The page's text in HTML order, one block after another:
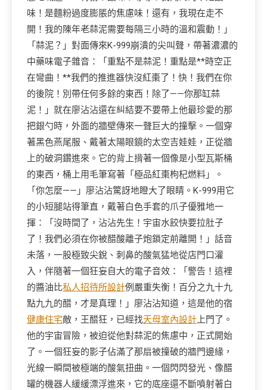
味！是麵粉過度膨脹的焦慮味！還有，我現在走不
開！我的陳年老蒜泥需要每隔三小時的溫和震動！」
「蒜泥？」對面傳來K-999崩潰的尖叫聲，帶著濃濃的
中藥味電子雜音：「重點不是蒜泥！重點是**時空正
在彎曲！**我們的推進器快沒紅棗了！快！我們在你
的後院！別帶任何多餘的東西！除了——你那缸蒜
泥！」就在廖沾沾還在糾結要不要帶上他最珍愛的那
把銀勺時，外面的牆壁傳來一聲巨大的撞擊。一個穿
著黑色燕尾服、戴著太陽眼鏡的太空吉娃娃，正從牆
上的破洞鑽進來。它的背上揹著一個像是小型瓦斯桶
的東西，桶上用毛筆寫著「極品紅棗枸杞燃料」。
「你怎麼——」廖沾沾驚訝地瞪大了眼睛。K-999用它
的小短腿站得筆直，戴著白色手套的爪子優雅地一
揮：「沒時間了，沾沾先生！宇宙水餃快要拉肚子
了！我們必須在你被醋酸離子炮鎖定前離開！」話音
未落，一股極致尖銳、刺鼻的酸氣猛地從店門口灌
入，伴隨著一個狂妄自大的電子音效：「警告！這裡
的醬油比私人招待所設計例嚴重失衡！百分之九十九
點九九的醋，才是真理！」廖沾沾知道，這是他的宿
健康住宅敵，王醋狂，已經找天母室內設計 上門了。
他的宇宙冒險，被迫從他對蒜泥的焦慮中，正式開始
了。一個狂妄的影子佔滿了那扇被撞破的牆門邊緣，
光線一瞬間被極端的酸氣扭曲。一個閃閃發光、像醋
罐的機器人緩緩漂浮進來，它的底座還不斷噴射著白